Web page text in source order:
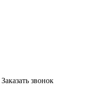
Заказать звонок